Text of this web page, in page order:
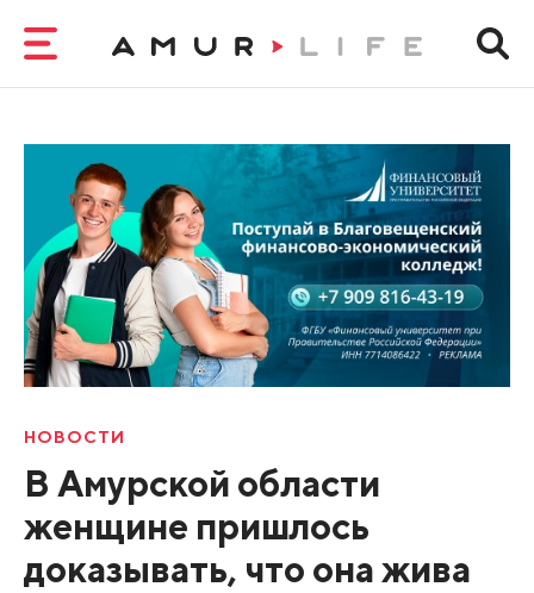
НОВОСТИ
В Амурской области
женщине пришлось
доказывать, что она жива